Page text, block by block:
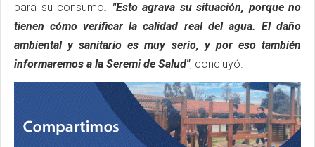
para su consumo. "Esto agrava su situación, porque no
tienen cómo verificar la calidad real del agua. El daño
ambiental y sanitario es muy serio, y por eso también
informaremos a la Seremi de Salud", concluyó.